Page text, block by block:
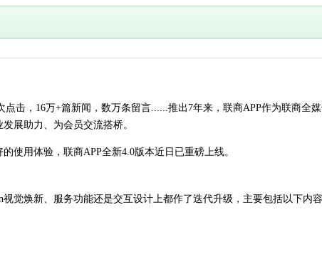
点击，16万+篇新闻，数万条留言......推出7年来，联商APP作为联商全
展助力、为会员交流搭桥。
使用体验，联商APP全新4.0版本近日已重磅上线。
觉焕新、服务功能还是交互设计上都作了迭代升级，主要包括以下内容